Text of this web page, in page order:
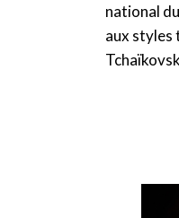
national
aux styles